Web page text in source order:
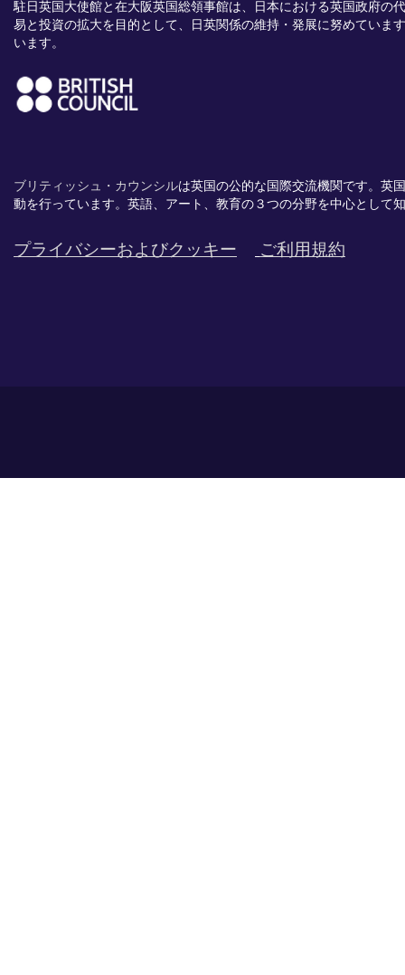
駐日英国大使館と在大阪英国総領事館は、日本における英国政府
易と投資の拡大を目的として、日英関係の維持・発展に努めてい
います。
ブリティッシュ・カウンシルは英国の公的な国際交流機関です。 英
動を行っています。英語、 アート、 教育の３つの分野を中心として
プライバシーおよびクッキー ご利用規約